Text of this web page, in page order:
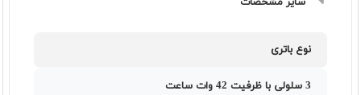
نوع باتری
3 سلولی با ظرفیت 42 وات ساعت